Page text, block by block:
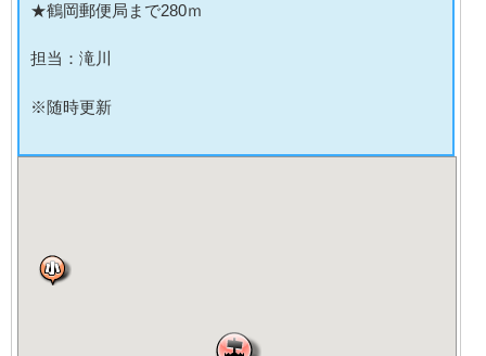
★鶴岡郵便局まで280ｍ
担当：滝川
※随時更新